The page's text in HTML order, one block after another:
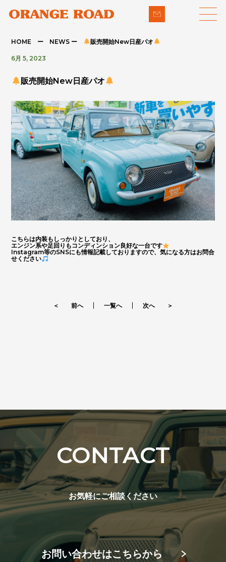
LINE-UP
- 輸入車
- パイクカー
NEWS
COMPANY
CONTACT
PRIVACY POLICY
- 納車までの流れ
- 整備・修理
- 下取り買取
- アフターメンテナンス
お問い合わせはこちらから
HOME ー NEWS ー 販売開始New日産パオ
6月 5, 2023
販売開始New日産パオ
こちらは内装もしっかりとしており、
エンジン系や足回りもコンディンション良好な一台です
Instagram等のSNSにも情報記載しておりますので、気になる方はお問合
せください
＜ 前へ 一覧へ 次へ ＞
CONTACT
お気軽にご相談ください
お問い合わせはこちらから